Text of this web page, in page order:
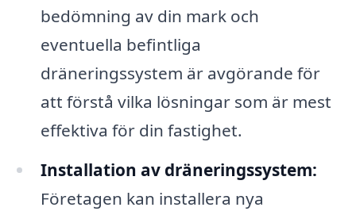
bedömning av din mark och
eventuella befintliga
dräneringssystem är avgörande för
att förstå vilka lösningar som är mest
effektiva för din fastighet.
Installation av dräneringssystem:
Företagen kan installera nya